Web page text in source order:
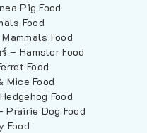
Pig Food
Food
Food
– Hamster Food
Food
Mice Food
Food
Prairie Dog Food
Food